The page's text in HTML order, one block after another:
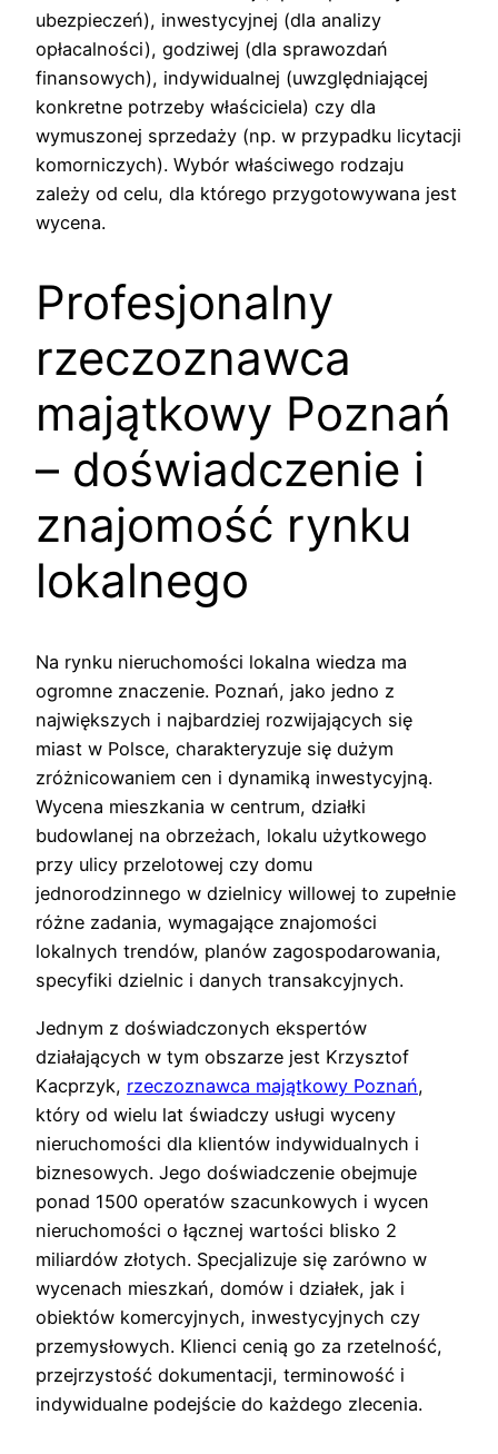
ubezpieczeń), inwestycyjnej (dla analizy
opłacalności), godziwej (dla sprawozdań
finansowych), indywidualnej (uwzględniającej
konkretne potrzeby właściciela) czy dla
wymuszonej sprzedaży (np. w przypadku licytacji
komorniczych). Wybór właściwego rodzaju
zależy od celu, dla którego przygotowywana jest
wycena.
Profesjonalny
rzeczoznawca
majątkowy Poznań
– doświadczenie i
znajomość rynku
lokalnego
Na rynku nieruchomości lokalna wiedza ma
ogromne znaczenie. Poznań, jako jedno z
największych i najbardziej rozwijających się
miast w Polsce, charakteryzuje się dużym
zróżnicowaniem cen i dynamiką inwestycyjną.
Wycena mieszkania w centrum, działki
budowlanej na obrzeżach, lokalu użytkowego
przy ulicy przelotowej czy domu
jednorodzinnego w dzielnicy willowej to zupełnie
różne zadania, wymagające znajomości
lokalnych trendów, planów zagospodarowania,
specyfiki dzielnic i danych transakcyjnych.
Jednym z doświadczonych ekspertów
działających w tym obszarze jest Krzysztof
Kacprzyk, rzeczoznawca majątkowy Poznań,
który od wielu lat świadczy usługi wyceny
nieruchomości dla klientów indywidualnych i
biznesowych. Jego doświadczenie obejmuje
ponad 1500 operatów szacunkowych i wycen
nieruchomości o łącznej wartości blisko 2
miliardów złotych. Specjalizuje się zarówno w
wycenach mieszkań, domów i działek, jak i
obiektów komercyjnych, inwestycyjnych czy
przemysłowych. Klienci cenią go za rzetelność,
przejrzystość dokumentacji, terminowość i
indywidualne podejście do każdego zlecenia.